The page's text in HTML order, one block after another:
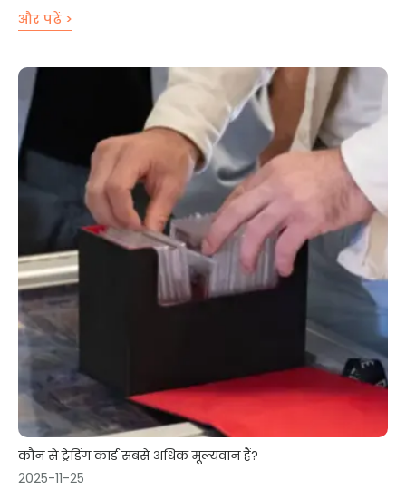
और पढ़ें >
कौन से ट्रेडिंग कार्ड सबसे अधिक मूल्यवान हैं?
2025-11-25